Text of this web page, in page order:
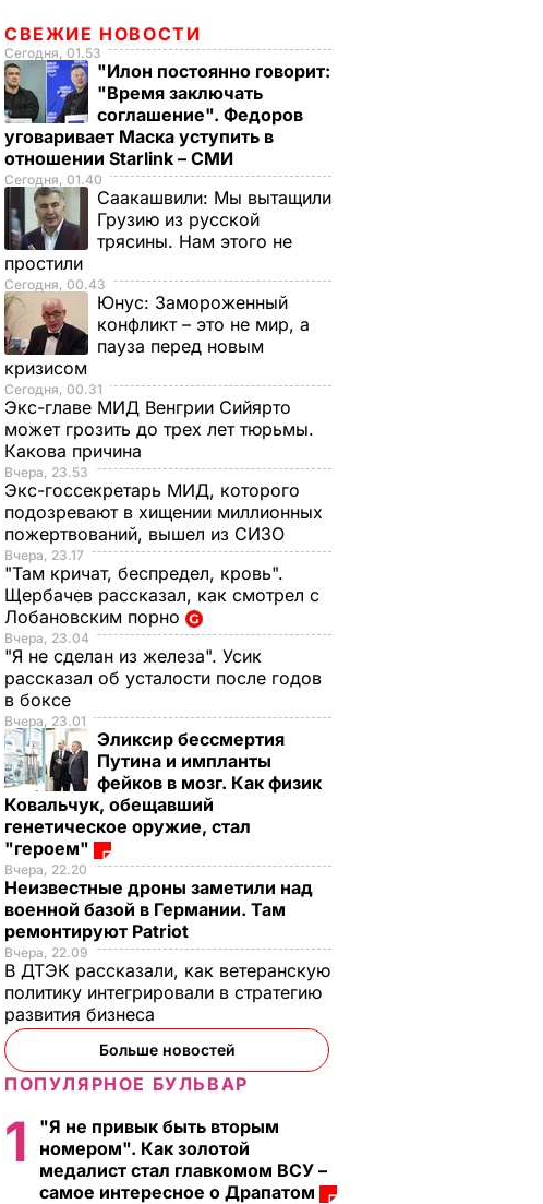
СВЕЖИЕ НОВОСТИ
Сегодня, 01.53
"Илон постоянно говорит:
"Время заключать
соглашение". Федоров
уговаривает Маска уступить в
отношении Starlink – СМИ
Сегодня, 01.40
Саакашвили: Мы вытащили
Грузию из русской
трясины. Нам этого не
простили
Сегодня, 00.43
Юнус: Замороженный
конфликт – это не мир, а
пауза перед новым
кризисом
Сегодня, 00.31
Экс-главе МИД Венгрии Сийярто
может грозить до трех лет тюрьмы.
Какова причина
Вчера, 23.53
Экс-госсекретарь МИД, которого
подозревают в хищении миллионных
пожертвований, вышел из СИЗО
Вчера, 23.17
"Там кричат, беспредел, кровь".
Щербачев рассказал, как смотрел с
Лобановским порно
Вчера, 23.04
"Я не сделан из железа". Усик
рассказал об усталости после годов
в боксе
Вчера, 23.01
Эликсир бессмертия
Путина и импланты
фейков в мозг. Как физик
Ковальчук, обещавший
генетическое оружие, стал
"героем"
Вчера, 22.20
Неизвестные дроны заметили над
военной базой в Германии. Там
ремонтируют Patriot
Вчера, 22.09
В ДТЭК рассказали, как ветеранскую
политику интегрировали в стратегию
развития бизнеса
Больше новостей
ПОПУЛЯРНОЕ БУЛЬВАР
1
"Я не привык быть вторым
номером". Как золотой
медалист стал главкомом ВСУ –
самое интересное о Драпатом